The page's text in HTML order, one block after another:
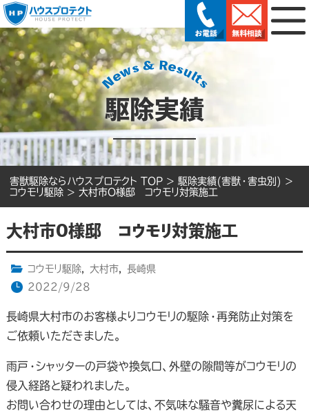
駆除実績
害獣駆除ならハウスプロテクト TOP > 駆除実績(害獣・害虫別) >
コウモリ駆除 > 大村市O様邸 コウモリ対策施工
大村市O様邸 コウモリ対策施工
コウモリ駆除, 大村市,
長崎県
2022/9/28
長崎県大村市のお客様よりコウモリの駆除・再発防止対策を
ご依頼いただきました。
雨戸・シャッターの戸袋や換気口、外壁の隙間等がコウモリの
侵入経路と疑われました。
お問い合わせの理由としては、不気味な騒音や糞尿による天